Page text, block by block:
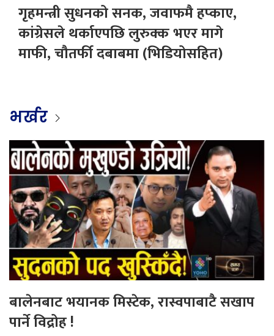
गृहमन्त्री सुधनको सनक, जवाफमै हप्काए,
कांग्रेसले थर्काएपछि लुरुक्क भएर मागे
माफी, चौतर्फी दबाबमा (भिडियोसहित)
भर्खर
बालेनबाट भयानक मिस्टेक, रास्वपाबाटै सखाप
पार्ने विद्रोह !